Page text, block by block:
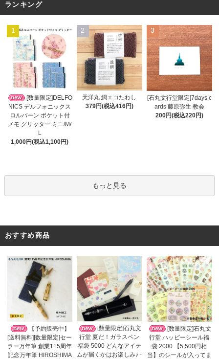
ランキング
1
[数量限定]DELFO
NICS デルフォニックス
ロルバーン ポケット付
メモ グリッター ミニ/M/
L
1,000円(税込1,100円)
2
天洋丸 網エコたわし
379円(税込416円)
3
[石丸文行堂限定]7days c
ards 藤原弥生 教会
200円(税込220円)
もっと見る
おすすめ商品
【予約販売中】
[送料無料][数量限定]セー
ラー万年筆 創業115周年
記念万年筆 HIROSHIMA
[数量限定]石丸文
行堂 夏だ！ガラスペン
福袋 5000 どんなアイテ
ムが届くかはお楽しみ♪ -
[数量限定]石丸文
行堂 ハッピーシール福
袋 2000 【5,500円相
当】のシールが入ってま